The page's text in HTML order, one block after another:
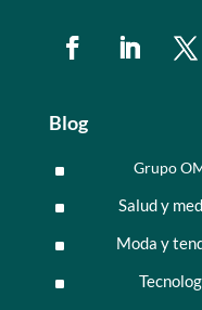
Blog
^ Grupo
^ Salud y
^ Moda y
^